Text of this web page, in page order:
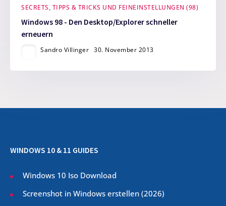
SECRETS, TIPPS & TRICKS UND FEINEINSTELLUNGEN (98)
Windows 98 - Den Desktop/Explorer schneller
erneuern
Sandro Villinger 30. November 2013
WINDOWS 10 & 11 GUIDES
Windows 10 Iso Download
Screenshot in Windows erstellen (2026)